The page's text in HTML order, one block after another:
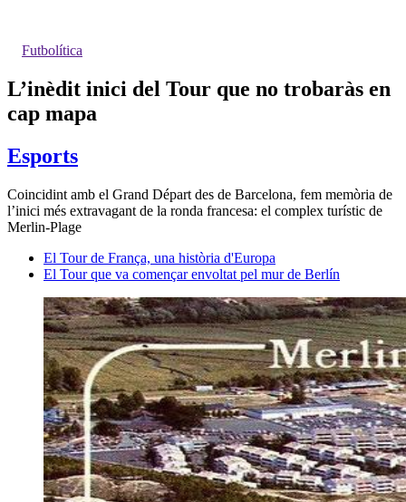
Futbolítica
L’inèdit inici del Tour que no trobaràs en
cap mapa
Esports
Coincidint amb el Grand Départ des de Barcelona, fem memòria de
l’inici més extravagant de la ronda francesa: el complex turístic de
Merlin-Plage
El Tour de França, una història d'Europa
El Tour que va començar envoltat pel mur de Berlín